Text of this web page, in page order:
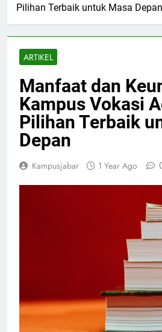
Pilihan Terbaik untuk Masa Depan
ARTIKEL
Manfaat dan
Kampus Vokasi
Pilihan Terbaik
Depan
Kampusjabar 1 Year Ago